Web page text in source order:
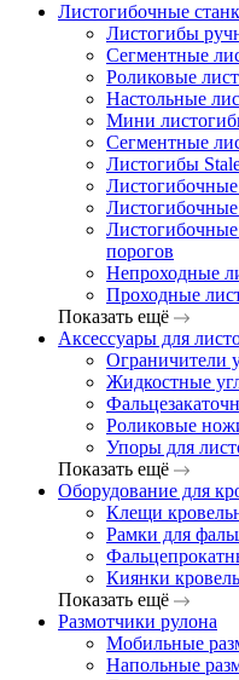
Листогибочные
Листогибы
Сегментные
Роликовые
Настольные
Мини
Сегментные
Листогибы
порогов
Непроходные
Проходные
Показать ещё
Аксессуары для
Ограничители
Жидкостные
Роликовые
Упоры для
Показать ещё
Оборудование для
Клещи
Рамки для
Киянки
Показать ещё
Размотчики рулона
Мобильные
Напольные